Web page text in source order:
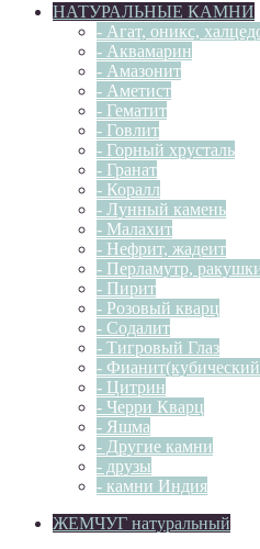
НАТУРАЛЬНЫЕ КАМНИ
- Агат, оникс,
- Аквамарин
- Амазонит
- Аметист
- Гематит
- Говлит
- Горный хрусталь
- Гранат
- Коралл
- Лунный камень
- Малахит
- Нефрит, жадеит
- Перламутр,
- Пирит
- Розовый кварц
- Содалит
- Тигровый Глаз
-
- Цитрин
- Черри Кварц
- Яшма
- Другие камни
- друзы
- камни Индия
ЖЕМЧУГ натуральный